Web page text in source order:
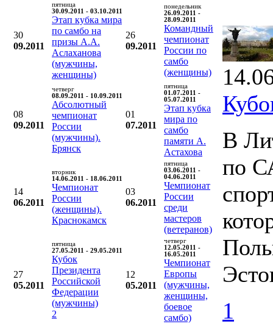
30
09.2011
пятница
30.09.2011 - 03.10.2011
Этап кубка мира
по самбо на
призы А.А.
Аслаханова
(мужчины,
женщины)
26
09.2011
понедельник
26.09.2011 -
28.09.2011
Командный
чемпионат
России по
самбо
(женщины)
08
09.2011
четверг
08.09.2011 - 10.09.2011
Абсолютный
чемпионат
России
(мужчины).
Брянск
01
07.2011
пятница
01.07.2011 -
05.07.2011
Этап кубка
мира по
самбо
памяти А.
Астахова
14
06.2011
вторник
14.06.2011 - 18.06.2011
Чемпионат
России
(женщины).
Краснокамск
03
06.2011
пятница
03.06.2011 -
04.06.2011
Чемпионат
России
среди
мастеров
(ветеранов)
27
05.2011
пятница
27.05.2011 - 29.05.2011
Кубок
Президента
Российской
Федерации
(мужчины)
2
12
05.2011
четверг
12.05.2011 -
16.05.2011
Чемпионат
Европы
(мужчины,
женщины,
боевое
самбо)
В
по
1